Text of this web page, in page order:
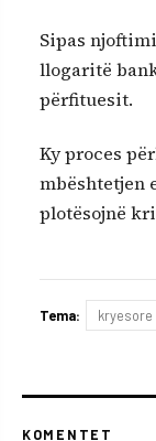
Sipas
llogaritë
përfituesit.
Ky proces
mbështetjen
plotësojnë
Tema: kryesore
KOMENTET